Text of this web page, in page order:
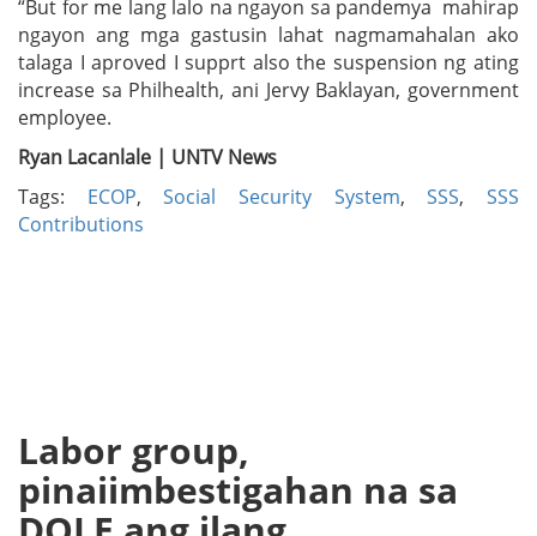
“But for me lang lalo na ngayon sa pandemya mahirap
ngayon ang mga gastusin lahat nagmamahalan ako
talaga I aproved I supprt also the suspension ng ating
increase sa Philhealth, ani Jervy Baklayan, government
employee.
Ryan Lacanlale | UNTV News
Tags: ECOP,Social Security System,SSS,SSS
Contributions
Labor group,
pinaiimbestigahan na sa